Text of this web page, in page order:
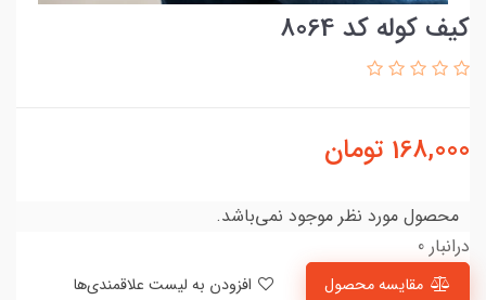
کیف کوله کد 8064
168,000 تومان
محصول مورد نظر موجود نمی‌باشد.
درانبار 0
مقایسه محصول